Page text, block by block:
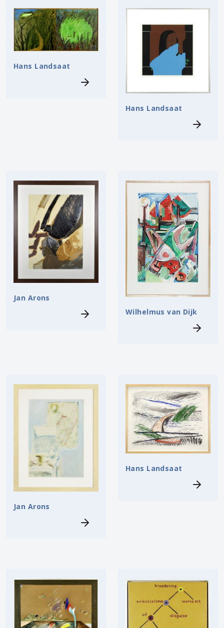
Hans Landsaat
Hans Landsaat
Jan Arons
Wilhelmus van Dijk
Jan Arons
Hans Landsaat